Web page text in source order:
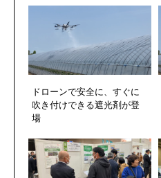
ドローンで安全に、すぐに
吹き付けできる遮光剤が登
場